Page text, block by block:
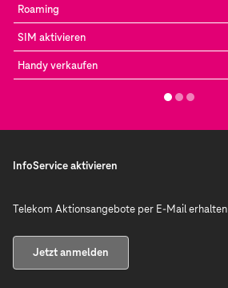
Roaming
SIM aktivieren
Handy verkaufen
InfoService aktivieren
Telekom Aktionsangebote per E-Mail erhalten
Jetzt anmelden